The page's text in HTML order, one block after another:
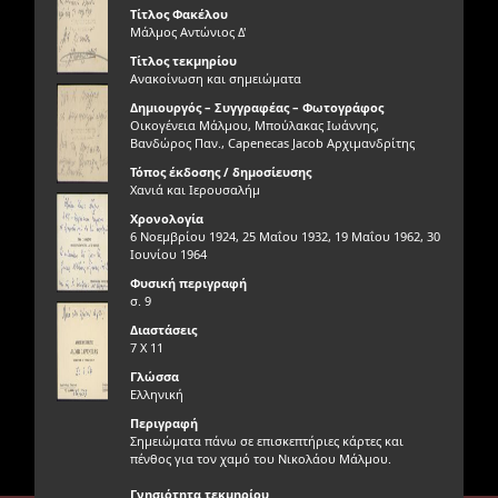
Τίτλος Φακέλου
Μάλμος Αντώνιος Δ'
Τίτλος τεκμηρίου
Ανακοίνωση και σημειώματα
Δημιουργός – Συγγραφέας – Φωτογράφος
Οικογένεια Μάλμου, Μπούλακας Ιωάννης,
Βανδώρος Παν., Capenecas Jacob Αρχιμανδρίτης
Τόπος έκδοσης / δημοσίευσης
Χανιά και Ιερουσαλήμ
Χρονολογία
6 Νοεμβρίου 1924, 25 Μαΐου 1932, 19 Μαΐου 1962, 30
Ιουνίου 1964
Φυσική περιγραφή
σ. 9
Διαστάσεις
7 Χ 11
Γλώσσα
Ελληνική
Περιγραφή
Σημειώματα πάνω σε επισκεπτήριες κάρτες και
πένθος για τον χαμό του Νικολάου Μάλμου.
Γνησιότητα τεκμηρίου